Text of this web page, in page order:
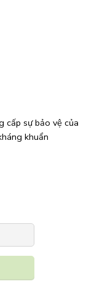
cấp sự bảo vệ của
khuẩn